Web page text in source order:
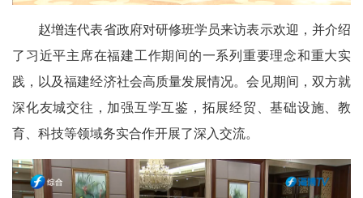
赵增连代表省政府对研修班学员来访表示欢迎，并介绍
了习近平主席在福建工作期间的一系列重要理念和重大实
践，以及福建经济社会高质量发展情况。会见期间，双方就
深化友城交往，加强互学互鉴，拓展经贸、基础设施、教
育、科技等领域务实合作开展了深入交流。